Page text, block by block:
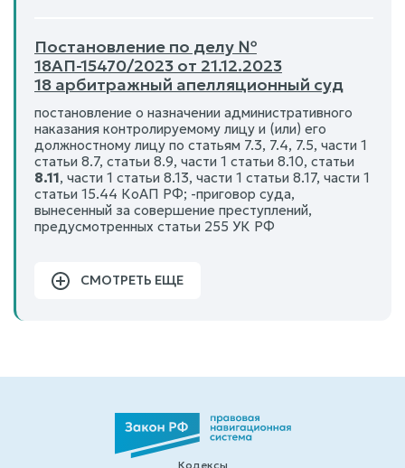
Постановление по делу №
18АП-15470/2023 от 21.12.2023
18 арбитражный апелляционный суд
постановление о назначении административного
наказания контролируемому лицу и (или) его
должностному лицу по статьям 7.3, 7.4, 7.5, части 1
статьи 8.7, статьи 8.9, части 1 статьи 8.10, статьи
8.11, части 1 статьи 8.13, части 1 статьи 8.17, части 1
статьи 15.44 КоАП РФ; -приговор суда,
вынесенный за совершение преступлений,
предусмотренных статьи 255 УК РФ
СМОТРЕТЬ ЕЩЕ
Кодексы